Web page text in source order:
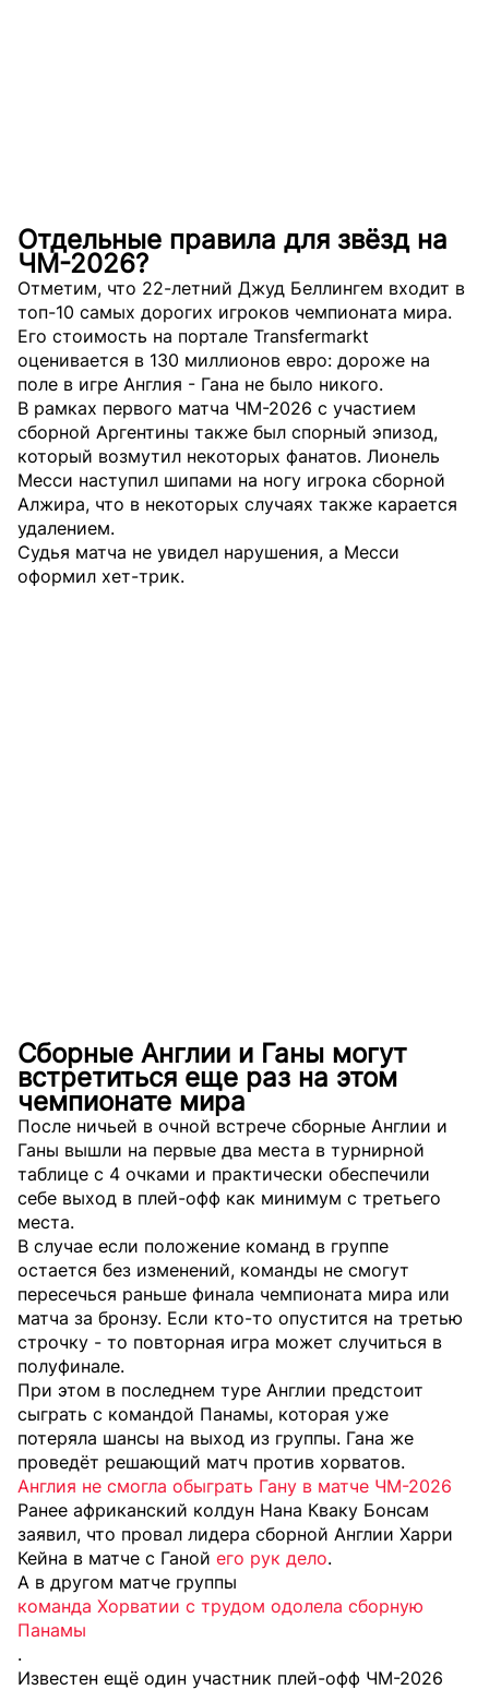
Отдельные правила для звёзд на
ЧМ-2026?
Отметим, что 22-летний Джуд Беллингем входит в
топ-10 самых дорогих игроков чемпионата мира.
Его стоимость на портале Transfermarkt
оценивается в 130 миллионов евро: дороже на
поле в игре Англия - Гана не было никого.
В рамках первого матча ЧМ-2026 с участием
сборной Аргентины также был спорный эпизод,
который возмутил некоторых фанатов. Лионель
Месси наступил шипами на ногу игрока сборной
Алжира, что в некоторых случаях также карается
удалением.
Судья матча не увидел нарушения, а Месси
оформил хет-трик.
Сборные Англии и Ганы могут
встретиться еще раз на этом
чемпионате мира
После ничьей в очной встрече сборные Англии и
Ганы вышли на первые два места в турнирной
таблице с 4 очками и практически обеспечили
себе выход в плей-офф как минимум с третьего
места.
В случае если положение команд в группе
остается без изменений, команды не смогут
пересечься раньше финала чемпионата мира или
матча за бронзу. Если кто-то опустится на третью
строчку - то повторная игра может случиться в
полуфинале.
При этом в последнем туре Англии предстоит
сыграть с командой Панамы, которая уже
потеряла шансы на выход из группы. Гана же
проведёт решающий матч против хорватов.
Англия не смогла обыграть Гану в матче ЧМ-2026
Ранее африканский колдун Нана Кваку Бонсам
заявил, что провал лидера сборной Англии Харри
Кейна в матче с Ганой его рук дело.
А в другом матче группы
команда Хорватии с трудом одолела сборную
Панамы
.
Известен ещё один участник плей-офф ЧМ-2026